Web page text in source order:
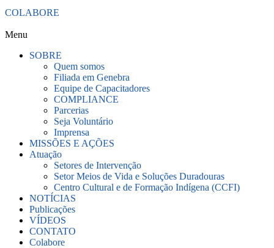
COLABORE
Menu
SOBRE
Quem somos
Filiada em Genebra
Equipe de Capacitadores
COMPLIANCE
Parcerias
Seja Voluntário
Imprensa
MISSÕES E AÇÕES
Atuação
Setores de Intervenção
Setor Meios de Vida e Soluções Duradouras
Centro Cultural e de Formação Indígena (CCFI)
NOTÍCIAS
Publicações
VÍDEOS
CONTATO
Colabore